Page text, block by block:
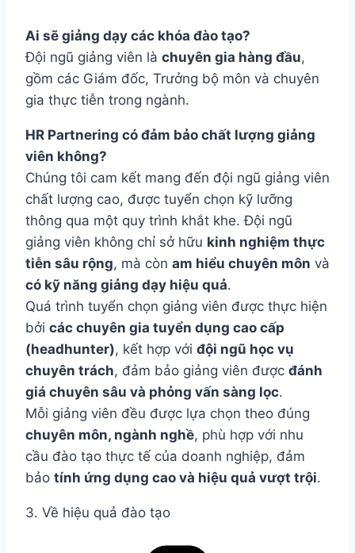
Ai sẽ giảng dạy các khóa đào tạo?
Đội ngũ giảng viên là chuyên gia hàng đầu,
gồm các Giám đốc, Trưởng bộ môn và chuyên
gia thực tiễn trong ngành.
HR Partnering có đảm bảo chất lượng giảng
viên không?
Chúng tôi cam kết mang đến đội ngũ giảng viên
chất lượng cao, được tuyển chọn kỹ lưỡng
thông qua một quy trình khắt khe. Đội ngũ
giảng viên không chỉ sở hữu kinh nghiệm thực
tiễn sâu rộng, mà còn am hiểu chuyên môn và
có kỹ năng giảng dạy hiệu quả.
Quá trình tuyển chọn giảng viên được thực hiện
bởi các chuyên gia tuyển dụng cao cấp
(headhunter), kết hợp với đội ngũ học vụ
chuyên trách, đảm bảo giảng viên được đánh
giá chuyên sâu và phỏng vấn sàng lọc.
Mỗi giảng viên đều được lựa chọn theo đúng
chuyên môn, ngành nghề, phù hợp với nhu
cầu đào tạo thực tế của doanh nghiệp, đảm
bảo tính ứng dụng cao và hiệu quả vượt trội.
3. Về hiệu quả đào tạo